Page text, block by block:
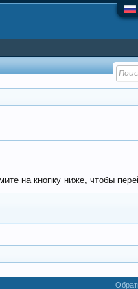
на кнопку ниже, чтобы